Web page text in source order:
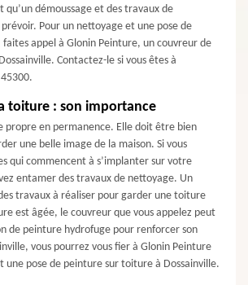
qu’un démoussage et des travaux de
Pour un nettoyage et une pose de
appel à Glonin Peinture, un couvreur de
Contactez-le si vous êtes à
toiture : son importance
en permanence. Elle doit être bien
une belle image de la maison. Si vous
qui commencent à s’implanter sur votre
entamer des travaux de nettoyage. Un
travaux à réaliser pour garder une toiture
est âgée, le couvreur que vous appelez peut
de peinture hydrofuge pour renforcer son
vous pourrez vous fier à Glonin Peinture
une pose de peinture sur toiture à Dossainville.